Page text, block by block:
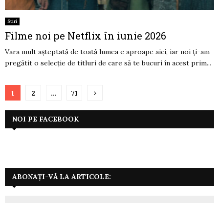
Stiri
Filme noi pe Netflix în iunie 2026
Vara mult așteptată de toată lumea e aproape aici, iar noi ți-am
pregătit o selecție de titluri de care să te bucuri în acest prim...
Paginație
articole
1 2 … 71
NOI PE FACEBOOK
ABONAȚI-VĂ LA ARTICOLE: